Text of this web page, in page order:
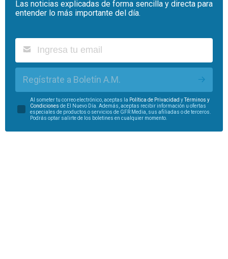
Las noticias explicadas de forma sencilla y directa para
entender lo más importante del día.
Regístrate a Boletín A.M.
Al someter tu correo electrónico, aceptas la Política de Privacidad yTérminos y
Condiciones de El Nuevo Día. Además, aceptas recibir información u ofertas
especiales de productos o servicios de GFR Media, sus afiliadas o de terceros.
Podrás optar salirte de los boletines en cualquier momento.